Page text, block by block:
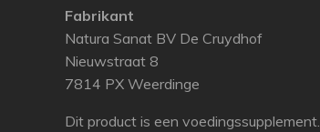
Fabrikant
Natura Sanat BV De Cruydhof
Nieuwstraat 8
7814 PX Weerdinge
Dit product is een voedingssupplement.